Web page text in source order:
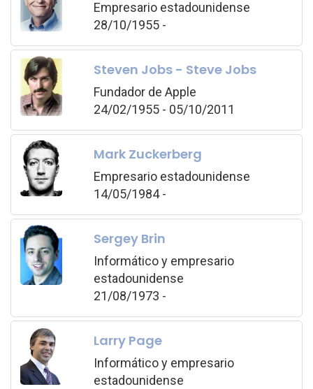
Empresario estadounidense
28/10/1955 -
Steven Jobs - Steve Jobs
Fundador de Apple
24/02/1955 - 05/10/2011
Mark Zuckerberg
Empresario estadounidense
14/05/1984 -
Sergey Brin
Informático y empresario
estadounidense
21/08/1973 -
Larry Page
Informático y empresario
estadounidense